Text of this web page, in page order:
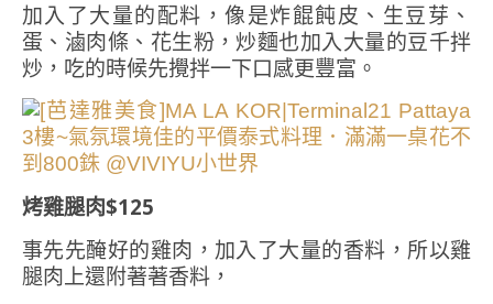
加入了大量的配料，像是炸餛飩皮、生豆芽、
蛋、滷肉條、花生粉，炒麵也加入大量的豆千拌
炒，吃的時候先攪拌一下口感更豐富。
烤雞腿肉$125
事先先醃好的雞肉，加入了大量的香料，所以雞
腿肉上還附著著香料，